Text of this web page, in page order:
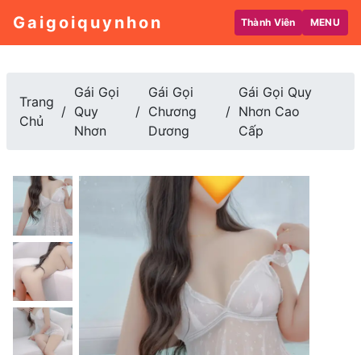
Gaigoiquynhon Thành Viên MENU
Trang
Chủ
Gái Gọi
Quy
Nhơn
Gái Gọi
Chương
Dương
Gái Gọi Quy
Nhơn Cao
Cấp